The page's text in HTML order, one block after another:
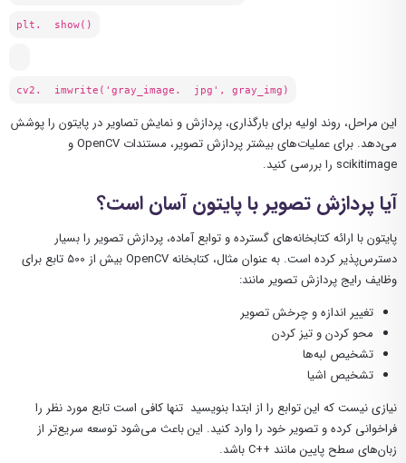
plt. show()
cv2. imwrite('gray_image. jpg', gray_img)
این مراحل، روند اولیه برای بارگذاری، پردازش و نمایش تصاویر در پایتون را پوشش
می‌دهد. برای عملیات‌های بیشتر پردازش تصویر، مستندات OpenCV و
scikitimage را بررسی کنید.
آیا پردازش تصویر با پایتون آسان است؟
پایتون با ارائه کتابخانه‌های گسترده و توابع آماده، پردازش تصویر را بسیار
دسترس‌پذیر کرده است. به عنوان مثال، کتابخانه OpenCV بیش از 500 تابع برای
وظایف رایج پردازش تصویر مانند:
تغییر اندازه و چرخش تصویر
محو کردن و تیز کردن
تشخیص لبه‌ها
تشخیص اشیا
نیازی نیست که این توابع را از ابتدا بنویسید تنها کافی است تابع مورد نظر را
فراخوانی کرده و تصویر خود را وارد کنید. این باعث می‌شود توسعه سریع‌تر از
زبان‌های سطح پایین مانند ++C باشد.